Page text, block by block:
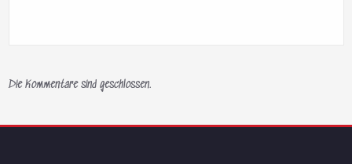
Die Kommentare sind geschlossen.